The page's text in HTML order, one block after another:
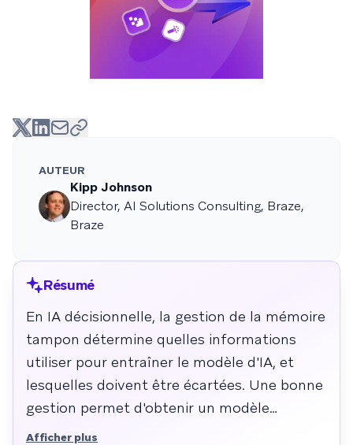
AUTEUR
Kipp Johnson
Director, AI Solutions Consulting, Braze,
Braze
Résumé
En IA décisionnelle, la gestion de la mémoire
tampon détermine quelles informations
utiliser pour entraîner le modèle d'IA, et
lesquelles doivent être écartées. Une bonne
gestion permet d'obtenir un modèle
décisionnel puissant. En revanche, une
Afficher plus